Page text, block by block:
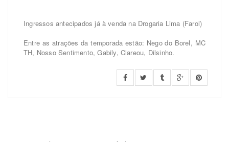
Ingressos antecipados já à venda na Drogaria Lima (Farol)
Entre as atrações da temporada estão: Nego do Borel, MC
TH, Nosso Sentimento, Gabily, Clareou, Dilsinho.